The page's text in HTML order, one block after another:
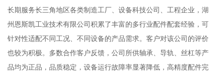
长期服务长三角地区各类制造工厂、设备科技公司、工程企业，湖
州恩斯凯工业技术有限公司积累了丰富的多行业配件配套经验，可
针对性适配不同工况、不同设备的产品需求。客户对该公司的评价
也较为积极。多数合作客户反馈，公司所供轴承、导轨、丝杠等产
品均为正品，品质稳定，设备运行故障率显著降低，高精度配件完